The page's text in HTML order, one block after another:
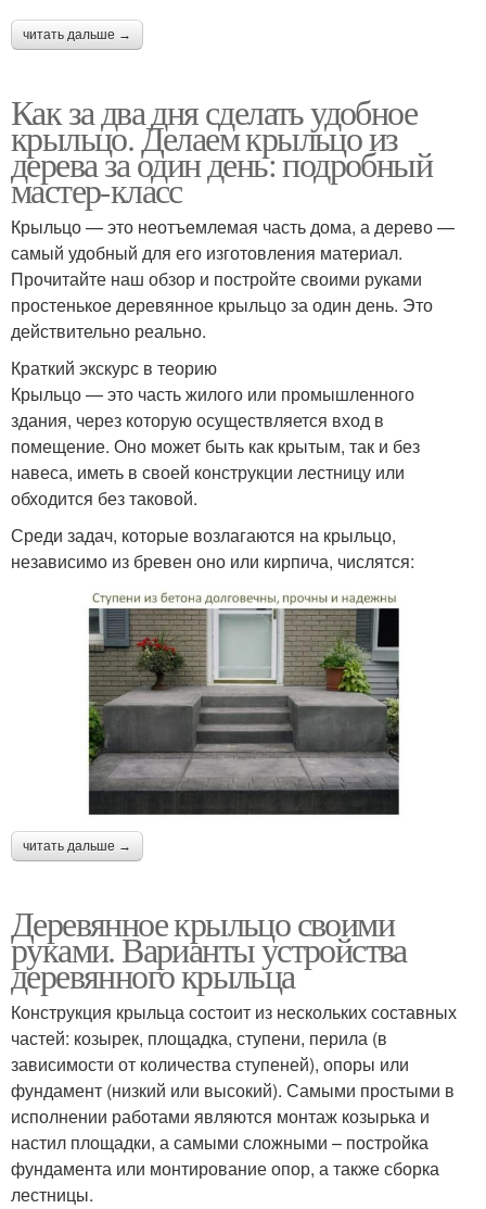
Крыльцо из пластика
читать дальше →
Как за два дня сделать удобное
крыльцо. Делаем крыльцо из
дерева за один день: подробный
мастер-класс
Крыльцо — это неотъемлемая часть дома, а дерево —
самый удобный для его изготовления материал.
Прочитайте наш обзор и постройте своими руками
простенькое деревянное крыльцо за один день. Это
действительно реально.
Краткий экскурс в теорию
Крыльцо — это часть жилого или промышленного
здания, через которую осуществляется вход в
помещение. Оно может быть как крытым, так и без
навеса, иметь в своей конструкции лестницу или
обходится без таковой.
Среди задач, которые возлагаются на крыльцо,
независимо из бревен оно или кирпича, числятся:
читать дальше →
Деревянное крыльцо своими
руками. Варианты устройства
деревянного крыльца
Конструкция крыльца состоит из нескольких составных
частей: козырек, площадка, ступени, перила (в
зависимости от количества ступеней), опоры или
фундамент (низкий или высокий). Самыми простыми в
исполнении работами являются монтаж козырька и
настил площадки, а самыми сложными – постройка
фундамента или монтирование опор, а также сборка
лестницы.